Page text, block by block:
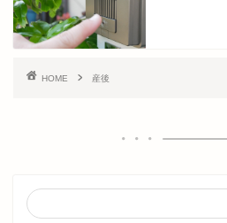
HOME 産後